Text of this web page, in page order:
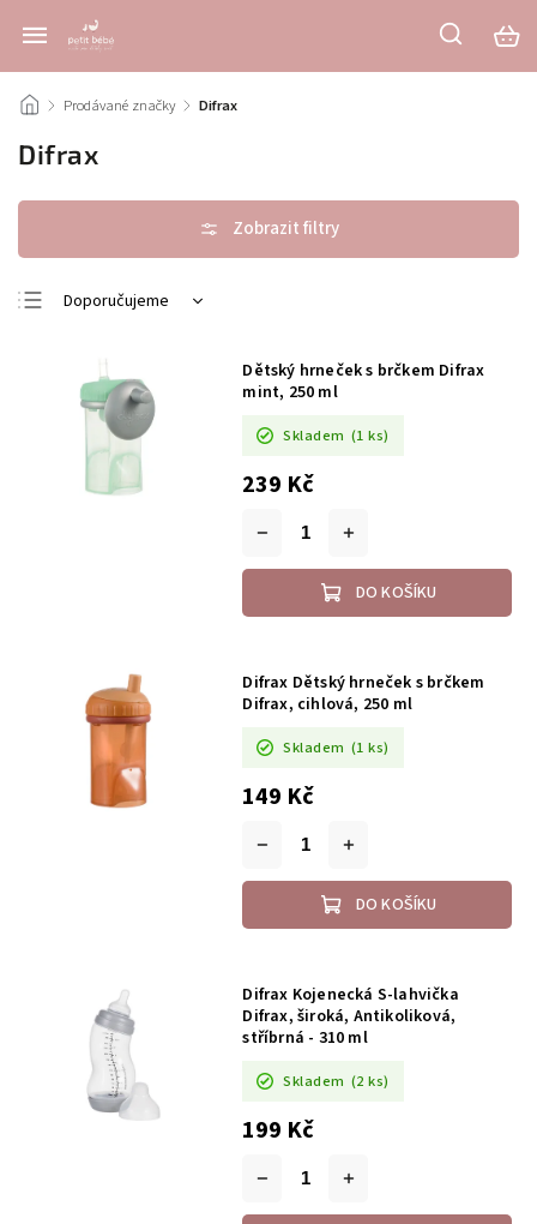
/ Prodávané značky / Difrax
Difrax
Doporučujeme
Nejdražší
Nejprodávanější
Abecedně
Dětský hrneček s brčkem Difrax
mint, 250 ml
Skladem (1 ks)
239 Kč
DO KOŠÍKU
Difrax Dětský hrneček s brčkem
Difrax, cihlová, 250 ml
Skladem (1 ks)
149 Kč
DO KOŠÍKU
Difrax Kojenecká S-lahvička
Difrax, široká, Antikoliková,
stříbrná - 310 ml
Skladem (2 ks)
199 Kč